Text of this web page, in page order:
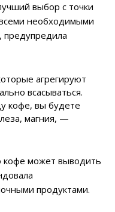
выбор с точки
необходимыми
агрегируют
всасываться.
кофе, вы будете
магния, —
кофе может выводить
продуктами.